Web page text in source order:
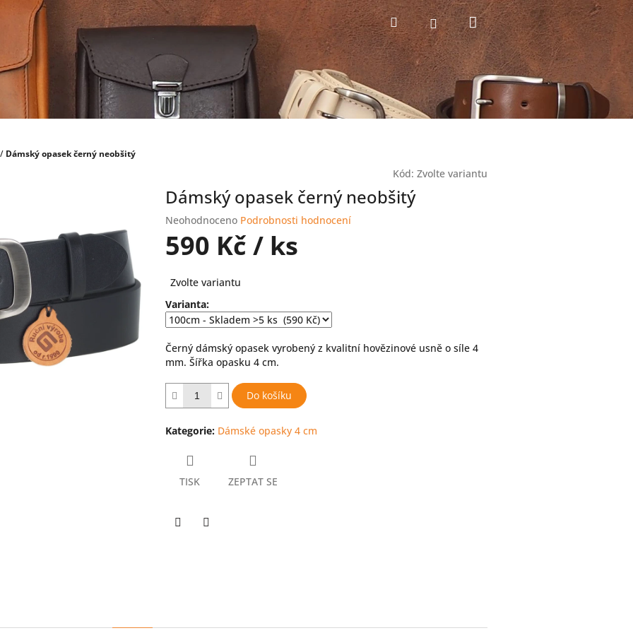
HledatPřihlášeníNákupní
košík
/ Dámský opasek černý neobšitý
Kód: Zvolte variantu
Dámský opasek černý neobšitý
Průměrné
hodnocení
produktu
0,0
5
hvězdiček.
Neohodnoceno Podrobnosti hodnocení
590 Kč / ks
cena:
Zvolte variantu
Varianta:
Černý dámský opasek vyrobený z kvalitní hovězinové usně o síle 4
mm. Šířka opasku 4 cm.
Do košíku
Kategorie: Dámské opasky 4 cm
TISK ZEPTAT SE